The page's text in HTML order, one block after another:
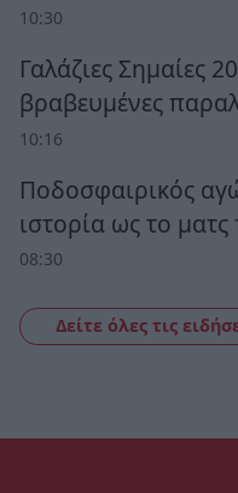
10:30
Γαλάζιες Σημαίες
βραβευμένες
10:16
Ποδοσφαιρικός
ιστορία ως το
08:30
Δείτε όλες τις